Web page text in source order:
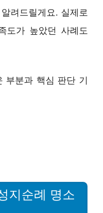
려드릴게요. 실제로
도가 높았던 사례도
부분과 핵심 판단 기
지순례 명소